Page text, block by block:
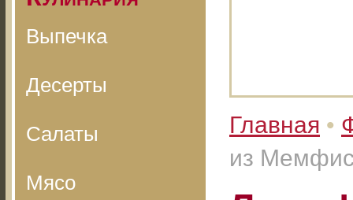
Выпечка
Десерты
Салаты
Мясо
Главная •
из